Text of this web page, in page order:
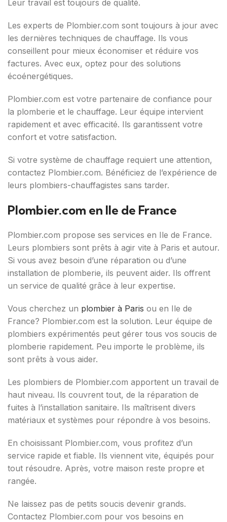
Leur travail est toujours de qualité.
Les experts de Plombier.com sont toujours à jour avec
les dernières techniques de chauffage. Ils vous
conseillent pour mieux économiser et réduire vos
factures. Avec eux, optez pour des solutions
écoénergétiques.
Plombier.com est votre partenaire de confiance pour
la plomberie et le chauffage. Leur équipe intervient
rapidement et avec efficacité. Ils garantissent votre
confort et votre satisfaction.
Si votre système de chauffage requiert une attention,
contactez Plombier.com. Bénéficiez de l’expérience de
leurs plombiers-chauffagistes sans tarder.
Plombier.com en Ile de France
Plombier.com propose ses services en Ile de France.
Leurs plombiers sont prêts à agir vite à Paris et autour.
Si vous avez besoin d’une réparation ou d’une
installation de plomberie, ils peuvent aider. Ils offrent
un service de qualité grâce à leur expertise.
Vous cherchez un plombier à Paris ou en Ile de
France? Plombier.com est la solution. Leur équipe de
plombiers expérimentés peut gérer tous vos soucis de
plomberie rapidement. Peu importe le problème, ils
sont prêts à vous aider.
Les plombiers de Plombier.com apportent un travail de
haut niveau. Ils couvrent tout, de la réparation de
fuites à l’installation sanitaire. Ils maîtrisent divers
matériaux et systèmes pour répondre à vos besoins.
En choisissant Plombier.com, vous profitez d’un
service rapide et fiable. Ils viennent vite, équipés pour
tout résoudre. Après, votre maison reste propre et
rangée.
Ne laissez pas de petits soucis devenir grands.
Contactez Plombier.com pour vos besoins en